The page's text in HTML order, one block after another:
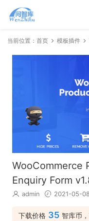
当前位置： 首页 模板插件
WooCommerce
Enquiry Form
admin 2021-05-08
下载价格 35 智库币